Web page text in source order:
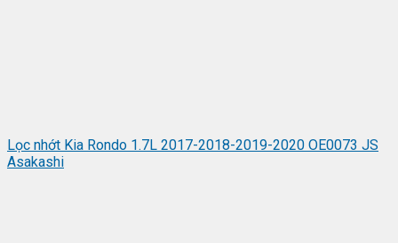
Lọc nhớt Kia Rondo 1.7L 2017-2018-2019-2020 OE0073 JS
Asakashi